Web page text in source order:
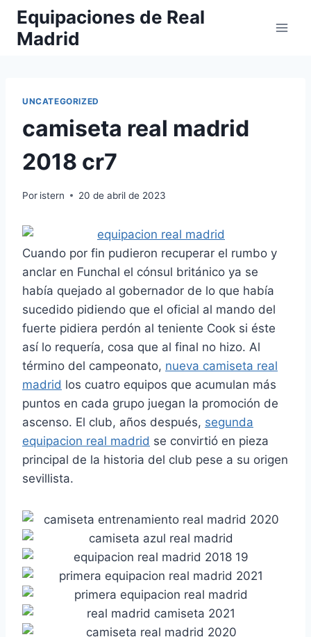
Saltar
contenido
Equipaciones de Real
Madrid
UNCATEGORIZED
camiseta real madrid
2018 cr7
Por istern 20 de abril de 2023
Cuando por fin pudieron recuperar el rumbo y
anclar en Funchal el cónsul británico ya se
había quejado al gobernador de lo que había
sucedido pidiendo que el oficial al mando del
fuerte pidiera perdón al teniente Cook si éste
así lo requería, cosa que al final no hizo. Al
término del campeonato, nueva camiseta real
madrid los cuatro equipos que acumulan más
puntos en cada grupo juegan la promoción de
ascenso. El club, años después, segunda
equipacion real madrid se convirtió en pieza
principal de la historia del club pese a su origen
sevillista.